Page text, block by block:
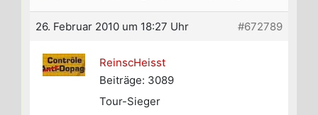
26. Februar 2010 um 18:27 Uhr #672789
ReinscHeisst
Beiträge: 3089
Tour-Sieger